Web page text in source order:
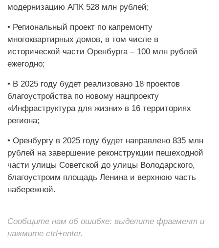
модернизацию АПК 528 млн рублей;
• Региональный проект по капремонту
многоквартирных домов, в том числе в
исторической части Оренбурга – 100 млн рублей
ежегодно;
• В 2025 году будет реализовано 18 проектов
благоустройства по новому нацпроекту
«Инфраструктура для жизни» в 16 территориях
региона;
• Оренбургу в 2025 году будет направлено 835 млн
рублей на завершение реконструкции пешеходной
части улицы Советской до улицы Володарского,
благоустроим площадь Ленина и верхнюю часть
набережной.
Сообщите нам об ошибке: выделите фрагмент и
нажмите ctrl+enter.